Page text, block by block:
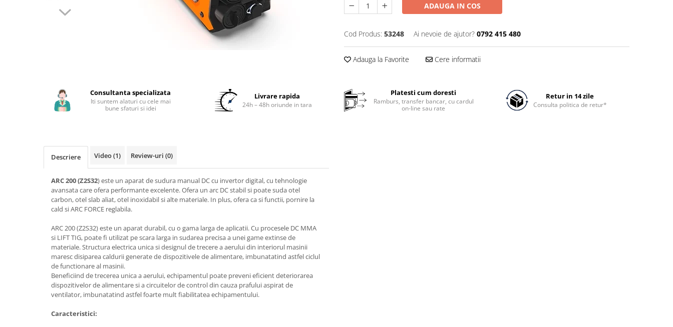
Baghete si Electrozi sudura
Accesorii MIG/MAG
Accesorii TIG/WIG
Accesorii taiere cu plasma
Accesorii tras tabla-tinichigerie
Reductoare presiune gaz
Generatoare electrice
Generatoare Insonorizate
Generatoare Uz general
Generatoare Industriale
Generatoare Digitale
ADAUGA IN COS
Cod Produs: 53248 Ai nevoie de ajutor? 0792 415 480
Adauga la Favorite Cere informatii
Consultanta specializata
Iti suntem alaturi cu cele mai
bune sfaturi si idei
Livrare rapida
24h – 48h oriunde in tara
Platesti cum doresti
Ramburs, transfer bancar, cu cardul
on-line sau rate
Retur in 14 zile
Consulta politica de retur*
Descriere Video(1) Review-uri (0)
ARC 200 (Z2S32) este un aparat de sudura manual DC cu invertor digital, cu tehnologie
avansata care ofera performante excelente. Ofera un arc DC stabil si poate suda otel
carbon, otel slab aliat, otel inoxidabil si alte materiale. In plus, ofera ca si functii, pornire la
cald si ARC FORCE reglabila.
ARC 200 (Z2S32) este un aparat durabil, cu o gama larga de aplicatii. Cu procesele DC MMA
si LIFT TIG, poate fi utilizat pe scara larga in sudarea precisa a unei game extinse de
materiale. Structura electrica unica si designul de trecere a aerului din interiorul masinii
maresc disiparea caldurii generate de dispozitivele de alimentare, imbunatatind astfel ciclul
de functionare al masinii.
Beneficiind de trecerea unica a aerului, echipamentul poate preveni eficient deteriorarea
dispozitivelor de alimentare si a circuitelor de control din cauza prafului aspirat de
ventilator, imbunatatind astfel foarte mult fiabilitatea echipamentului.
Caracteristici: